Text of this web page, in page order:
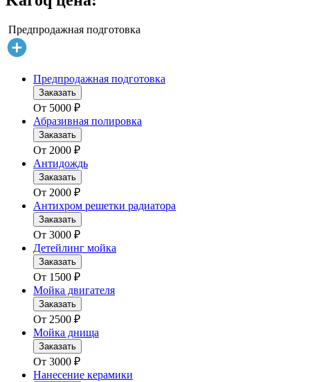
Предпродажная подготовка
Предпродажная подготовка
Заказать
От 5000 ₽
Абразивная полировка
Заказать
От 2000 ₽
Антидождь
Заказать
От 2000 ₽
Антихром решетки радиатора
Заказать
От 3000 ₽
Детейлинг мойка
Заказать
От 1500 ₽
Мойка двигателя
Заказать
От 2500 ₽
Мойка днища
Заказать
От 3000 ₽
Нанесение керамики